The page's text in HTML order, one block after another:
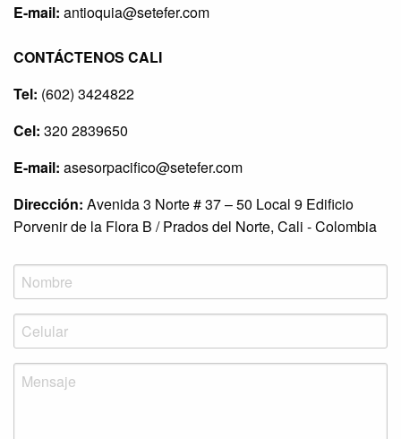
E-mail: antioquia@setefer.com
CONTÁCTENOS CALI
Tel: (602) 3424822
Cel: 320 2839650
E-mail: asesorpacifico@setefer.com
Dirección: Avenida 3 Norte # 37 – 50 Local 9 Edificio
Porvenir de la Flora B / Prados del Norte, Cali - Colombia